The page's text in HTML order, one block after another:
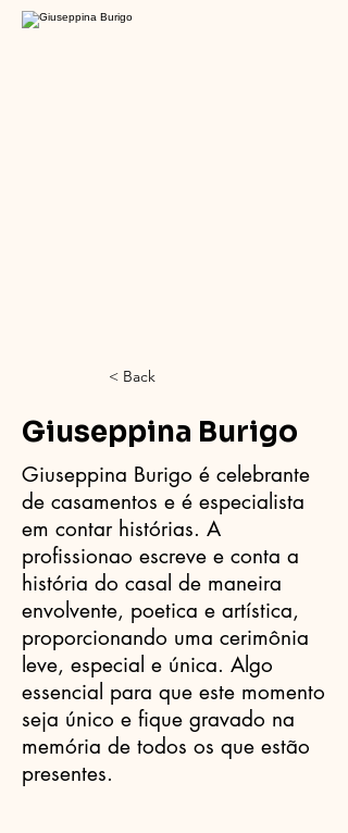
< Back
Giuseppina Burigo
Giuseppina Burigo é celebrante
de casamentos e é especialista
em contar histórias. A
profissionao escreve e conta a
história do casal de maneira
envolvente, poetica e artística,
proporcionando uma cerimônia
leve, especial e única. Algo
essencial para que este momento
seja único e fique gravado na
memória de todos os que estão
presentes.